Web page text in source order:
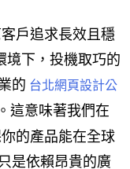
戶追求長效且穩
境下，投機取巧的
的 台北網頁設計公
這意味著我們在
的產品能在全球
是依賴昂貴的廣